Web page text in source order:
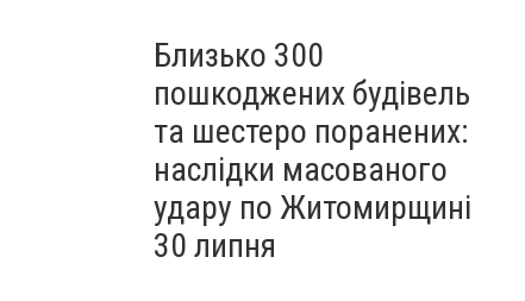
Близько 300
пошкоджених будівель
та шестеро поранених:
наслідки масованого
удару по Житомирщині
30 липня